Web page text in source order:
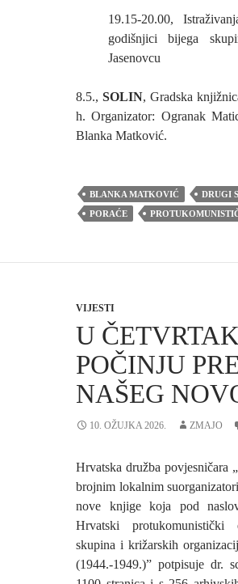
19.15-20.00,
godišnjici bijega
Jasenovcu
8.5., SOLIN, Gradska
h. Organizator: Ogranak
Blanka Matković.
BLANKA MATKOVIĆ DRUGI
PORAĆE
VIJESTI
U
POČINJU
NAŠEG
10. OŽUJKA 2026. ZMAJO
Hrvatska družba povjesničara
brojnim lokalnim
nove knjige koja pod
Hrvatski protukomunistički
skupina i križarskih
(1944.-1949.)” potpisuje dr.